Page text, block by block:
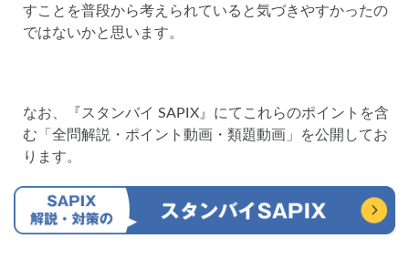
すことを普段から考えられていると気づきやすかったの
ではないかと思います。
なお、『スタンバイ SAPIX』にてこれらのポイントを含
む「全問解説・ポイント動画・類題動画」を公開してお
ります。